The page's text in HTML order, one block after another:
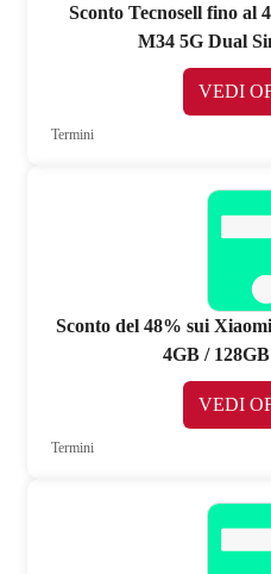
Sconto Tecnosell fino al
M34 5G Dual
VEDI
Termini
Sconto del 48% sui
4GB /
VEDI
Termini